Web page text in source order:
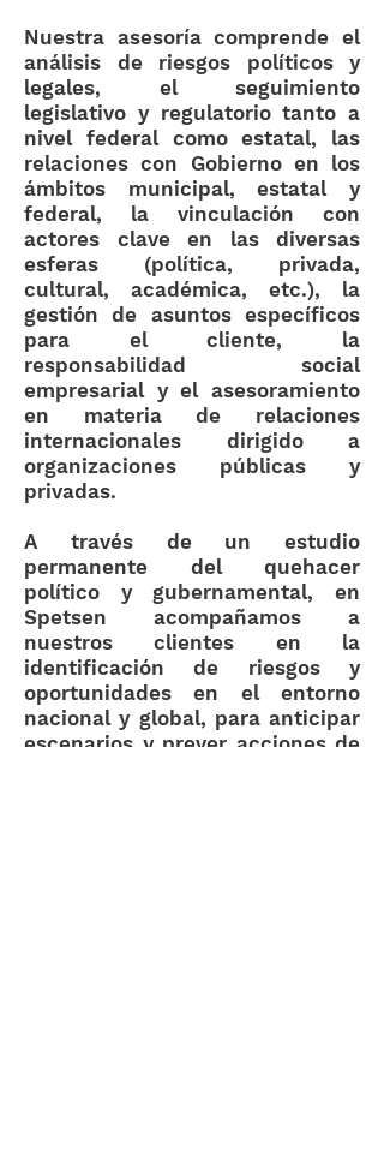
Nuestra asesoría comprende el
análisis de riesgos políticos y
legales, el seguimiento
legislativo y regulatorio tanto a
nivel federal como estatal, las
relaciones con Gobierno en los
ámbitos municipal, estatal y
federal, la vinculación con
actores clave en las diversas
esferas (política, privada,
cultural, académica, etc.), la
gestión de asuntos específicos
para el cliente, la
responsabilidad social
empresarial y el asesoramiento
en materia de relaciones
internacionales dirigido a
organizaciones públicas y
privadas.
A través de un estudio
permanente del quehacer
político y gubernamental, en
Spetsen acompañamos a
nuestros clientes en la
identificación de riesgos y
oportunidades en el entorno
nacional y global, para anticipar
escenarios y prever acciones de